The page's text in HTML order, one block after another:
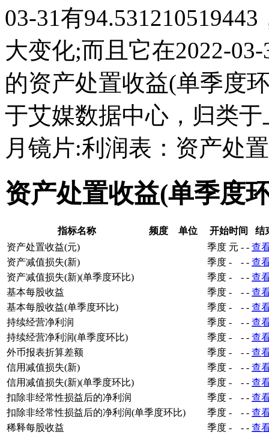
03-31有
大变化;而且它在2022-
的资产处置收益(单季度
于艾媒数据中心，归类
月镜片:利润表：资产处
资产处置收益(单季度
指标名称 频度 单位 开始时间
结
资产处置收益(元)
季度 元 - - 查
资产减值损失(新)
季度 - - - 查
资产减值损失(新)(单季度环比)
季度 - - - 查
基本每股收益
季度 - - - 查
基本每股收益(单季度环比)
季度 - - - 查
持续经营净利润
季度 - - - 查
持续经营净利润(单季度环比)
季度 - - - 查
外币报表折算差额
季度 - - - 查
信用减值损失(新)
季度 - - - 查
信用减值损失(新)(单季度环比)
季度 - - - 查
扣除非经常性损益后的净利润
季度 - - - 查
扣除非经常性损益后的净利润(单季度环比)
季度 - - - 查
稀释每股收益
季度 - - - 查